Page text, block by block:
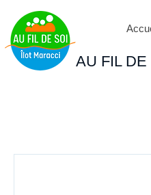
AU FIL